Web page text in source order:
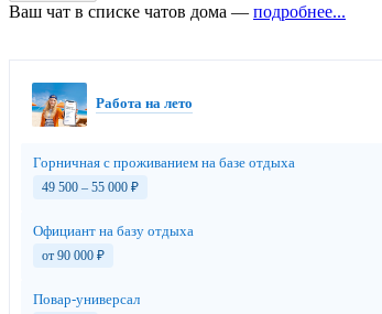
Ваш чат в списке чатов дома — подробнее...
Работа на лето
Горничная с проживанием на базе отдыха
49 500 – 55 000 ₽
Официант на базу отдыха
от 90 000 ₽
Повар-универсал